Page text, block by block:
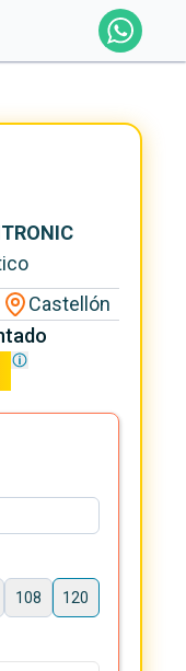
Castellón
108 120